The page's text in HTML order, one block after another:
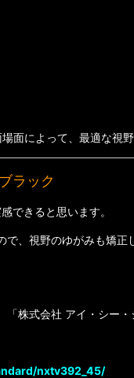
場面によって、最適な視
ラック
できると思います。
で、視野のゆがみも矯
「株式会社 アイ・シー
nxtv392_45/